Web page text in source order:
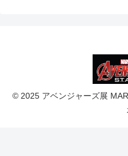
© 2025 アベンジャーズ展